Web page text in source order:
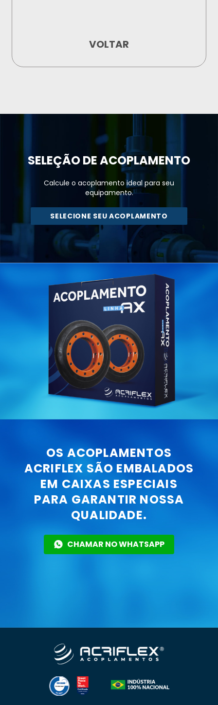
VOLTAR
SELEÇÃO DEACOPLAMENTO
Calcule o acoplamento ideal para seu
equipamento.
SELECIONE SEU ACOPLAMENTO
OS ACOPLAMENTOS
ACRIFLEX SÃO EMBALADOS
EM CAIXAS ESPECIAIS
PARA GARANTIR NOSSA
QUALIDADE.
CHAMAR NO WHATSAPP